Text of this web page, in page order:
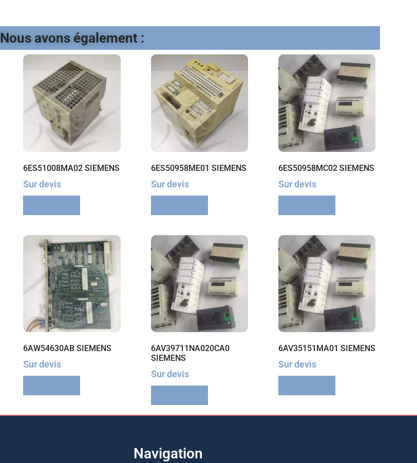
Nous avons également :
6ES51008MA02 SIEMENS
Sur devis
6ES50958ME01 SIEMENS
Sur devis
6ES50958MC02 SIEMENS
Sur devis
6AW54630AB SIEMENS
Sur devis
6AV39711NA020CA0
SIEMENS
Sur devis
6AV35151MA01 SIEMENS
Sur devis
Navigation